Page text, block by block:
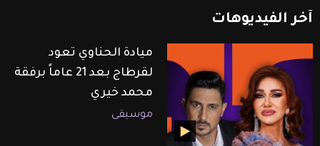
آخر الفيديوهات
ميادة الحناوي تعود
لقرطاج بعد 21 عاماً برفقة
محمد خيري
موسيقى